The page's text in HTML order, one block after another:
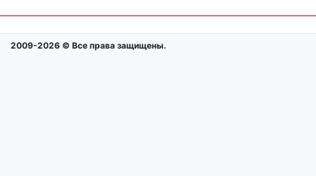
2009-2026 © Все права защищены.